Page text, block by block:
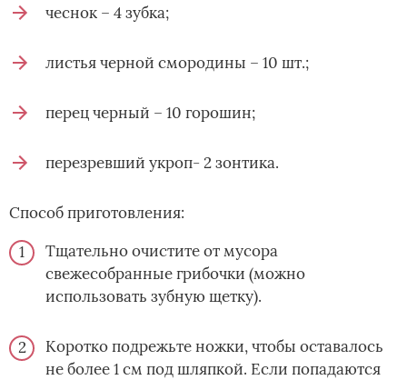
чеснок – 4 зубка;
листья черной смородины – 10 шт.;
перец черный – 10 горошин;
перезревший укроп- 2 зонтика.
Способ приготовления:
Тщательно очистите от мусора
свежесобранные грибочки (можно
использовать зубную щетку).
Коротко подрежьте ножки, чтобы оставалось
не более 1 см под шляпкой. Если попадаются